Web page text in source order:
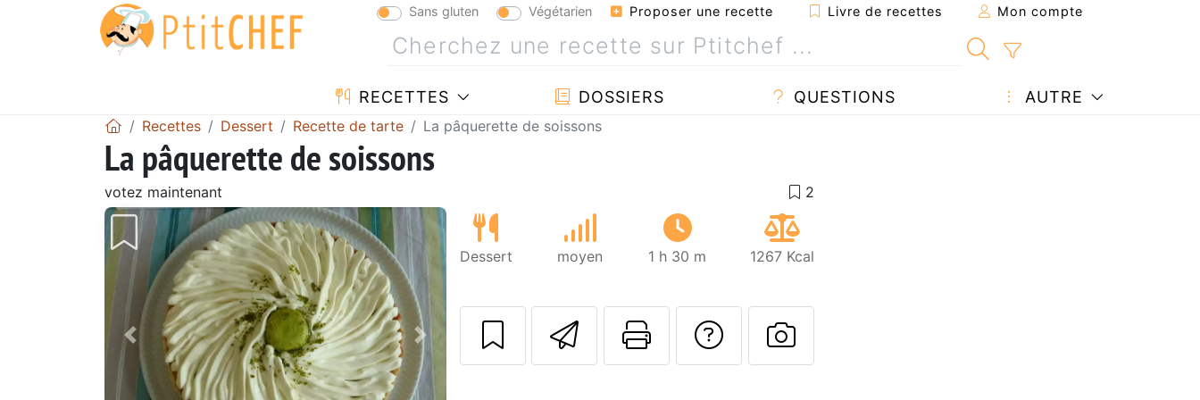
Sans gluten Végétarien Proposer une recette Livre de recettes Mon compte
RECETTES DOSSIERS QUESTIONS AUTRE
Recettes Dessert Recette de tarte La pâquerette de soissons
La pâquerette de soissons
votez maintenant
Précédent Suivant
Dessert moyen 1 h 30 m 1267 Kcal
Envoyer cette recette à un ami
Imprimer cette page
Poser une question à l'auteur
Publier votre photo de cette